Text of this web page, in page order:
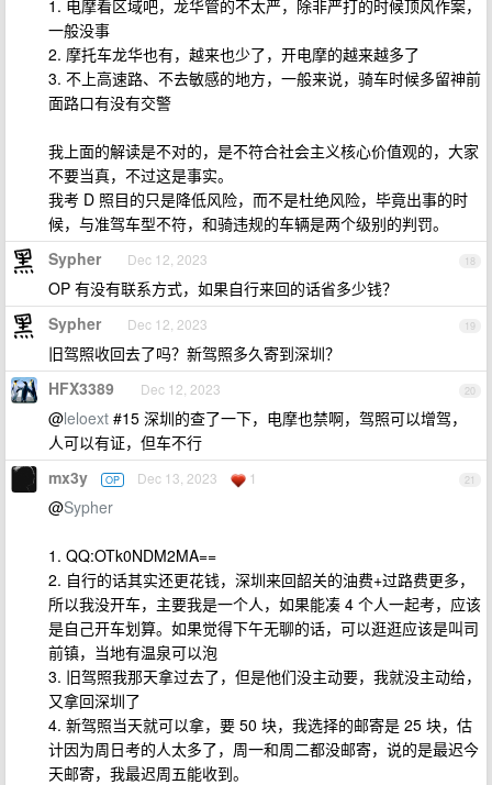
1. 电摩看区域吧，龙华管的不太严，除非严打的时候顶风作案，
一般没事
2. 摩托车龙华也有，越来也少了，开电摩的越来越多了
3. 不上高速路、不去敏感的地方，一般来说，骑车时候多留神前
面路口有没有交警
我上面的解读是不对的，是不符合社会主义核心价值观的，大家
不要当真，不过这是事实。
我考 D 照目的只是降低风险，而不是杜绝风险，毕竟出事的时
候，与准驾车型不符，和骑违规的车辆是两个级别的判罚。
18
Sypher Dec 12, 2023
OP 有没有联系方式，如果自行来回的话省多少钱？
19
Sypher Dec 12, 2023
旧驾照收回去了吗？新驾照多久寄到深圳？
20
HFX3389 Dec 12, 2023
@leloext #15 深圳的查了一下，电摩也禁啊，驾照可以增驾，
人可以有证，但车不行
21
mx3y OP Dec 13, 2023 1
@Sypher
1. QQ:OTk0NDM2MA==
2. 自行的话其实还更花钱，深圳来回韶关的油费+过路费更多，
所以我没开车，主要我是一个人，如果能凑 4 个人一起考，应该
是自己开车划算。如果觉得下午无聊的话，可以逛逛应该是叫司
前镇，当地有温泉可以泡
3. 旧驾照我那天拿过去了，但是他们没主动要，我就没主动给，
又拿回深圳了
4. 新驾照当天就可以拿，要 50 块，我选择的邮寄是 25 块，估
计因为周日考的人太多了，周一和周二都没邮寄，说的是最迟今
天邮寄，我最迟周五能收到。